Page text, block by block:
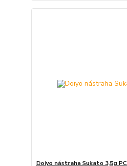
Doiyo nástraha Sukato 3,5g PC